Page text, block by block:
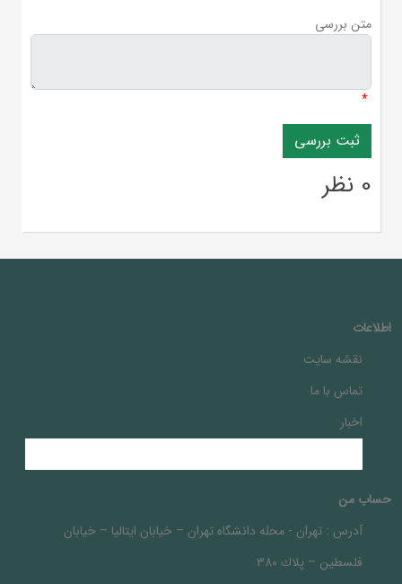
متن بررسی
*
0 نظر
اطلاعات
نقشه سایت
تماس با ما
اخبار
حساب من
آدرس : تهران - محله دانشگاه تهران – خيابان ايتاليا – خيابان
فلسطين – پلاك 380